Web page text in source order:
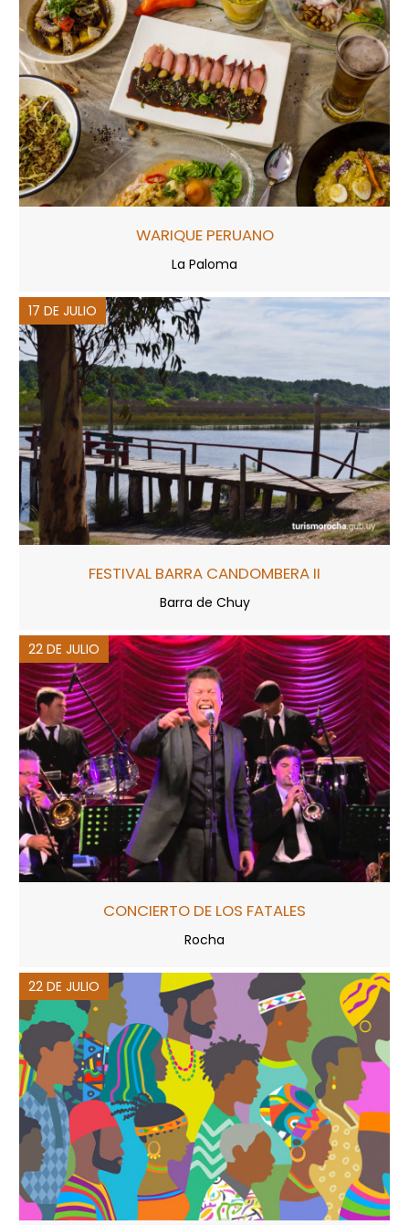
WARIQUE PERUANO
La Paloma
17 DE JULIO
FESTIVAL BARRA CANDOMBERA II
Barra de Chuy
22 DE JULIO
CONCIERTO DE LOS FATALES
Rocha
22 DE JULIO